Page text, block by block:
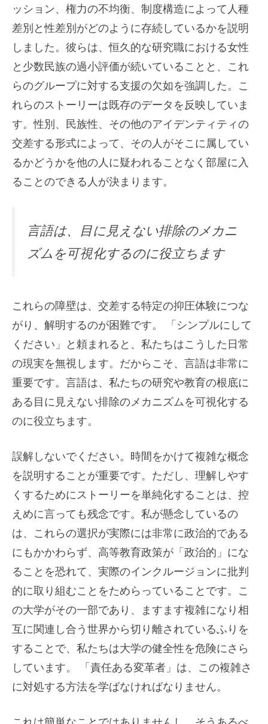
ッション、権力の不均衡、制度構造によって人種
差別と性差別がどのように存続しているかを説明
しました。彼らは、恒久的な研究職における女性
と少数民族の過小評価が続いていることと、これ
らのグループに対する支援の欠如を強調した。こ
れらのストーリーは既存のデータを反映していま
す。性別、民族性、その他のアイデンティティの
交差する形式によって、その人がそこに属してい
るかどうかを他の人に疑われることなく部屋に入
ることのできる人が決まります。
言語は、目に見えない排除のメカニ
ズムを可視化するのに役立ちます
これらの障壁は、交差する特定の抑圧体験につな
がり、解明するのが困難です。 「シンプルにして
ください」と頼まれると、私たちはこうした日常
の現実を無視します。だからこそ、言語は非常に
重要です。言語は、私たちの研究や教育の根底に
ある目に見えない排除のメカニズムを可視化する
のに役立ちます。
誤解しないでください。時間をかけて複雑な概念
を説明することが重要です。ただし、理解しやす
くするためにストーリーを単純化することは、控
えめに言っても残念です。私が懸念しているの
は、これらの選択が実際には非常に政治的である
にもかかわらず、高等教育政策が「政治的」にな
ることを恐れて、実際のインクルージョンに批判
的に取り組むことをためらっていることです。こ
の大学がその一部であり、ますます複雑になり相
互に関連し合う世界から切り離されているふりを
することで、私たちは大学の健全性を危険にさら
しています。 「責任ある変革者」は、この複雑さ
に対処する方法を学ばなければなりません。